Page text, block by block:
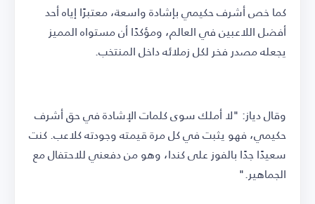
كما خص أشرف حكيمي بإشادة واسعة، معتبرًا إياه أحد
أفضل اللاعبين في العالم، ومؤكدًا أن مستواه المميز
يجعله مصدر فخر لكل زملائه داخل المنتخب.
وقال دياز: "لا أملك سوى كلمات الإشادة في حق أشرف
حكيمي، فهو يثبت في كل مرة قيمته وجودته كلاعب. كنت
سعيدًا جدًا بالفوز على كندا، وهو من دفعني للاحتفال مع
الجماهير."